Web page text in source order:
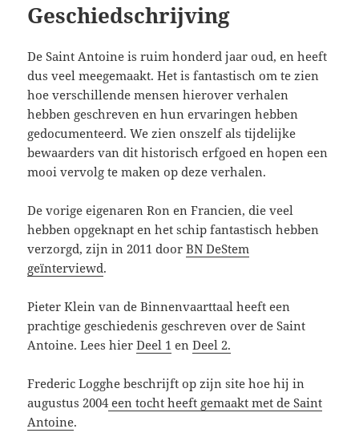
Geschiedschrijving
De Saint Antoine is ruim honderd jaar oud, en heeft
dus veel meegemaakt. Het is fantastisch om te zien
hoe verschillende mensen hierover verhalen
hebben geschreven en hun ervaringen hebben
gedocumenteerd. We zien onszelf als tijdelijke
bewaarders van dit historisch erfgoed en hopen een
mooi vervolg te maken op deze verhalen.
De vorige eigenaren Ron en Francien, die veel
hebben opgeknapt en het schip fantastisch hebben
verzorgd, zijn in 2011 doorBN DeStem
geïnterviewd.
Pieter Klein van de Binnenvaarttaal heeft een
prachtige geschiedenis geschreven over de Saint
Antoine. Lees hierDeel 1 enDeel 2.
Frederic Logghe beschrijft op zijn site hoe hij in
augustus 2004een tocht heeft gemaakt met de Saint
Antoine.